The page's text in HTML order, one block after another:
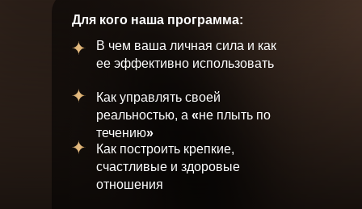
Для кого наша программа:
В чем ваша личная сила и как
ее эффективно использовать
Как управлять своей
реальностью, а «не плыть по
течению»
Как построить крепкие,
счастливые и здоровые
отношения